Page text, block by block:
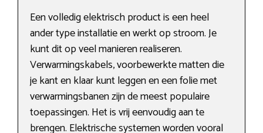
Een volledig elektrisch product is een heel
ander type installatie en werkt op stroom. Je
kunt dit op veel manieren realiseren.
Verwarmingskabels, voorbewerkte matten die
je kant en klaar kunt leggen en een folie met
verwarmingsbanen zijn de meest populaire
toepassingen. Het is vrij eenvoudig aan te
brengen. Elektrische systemen worden vooral